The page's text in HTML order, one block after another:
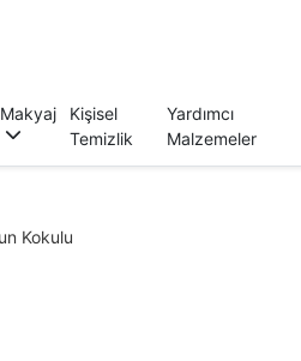
Makyaj
Kişisel
Temizlik
Yardımcı
Malzemeler